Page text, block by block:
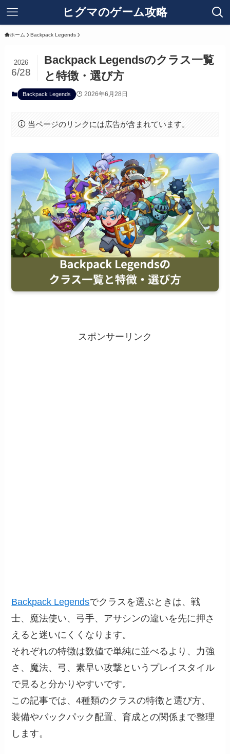
ヒグマのゲーム攻略
ホーム Backpack Legends
Backpack Legendsのクラス一覧
と特徴・選び方
2026
6/28
Backpack Legends 2026年6月28日
当ページのリンクには広告が含まれています。
スポンサーリンク
Backpack Legendsでクラスを選ぶときは、戦
士、魔法使い、弓手、アサシンの違いを先に押さ
えると迷いにくくなります。
それぞれの特徴は数値で単純に並べるより、力強
さ、魔法、弓、素早い攻撃というプレイスタイル
で見ると分かりやすいです。
この記事では、4種類のクラスの特徴と選び方、
装備やバックパック配置、育成との関係まで整理
します。